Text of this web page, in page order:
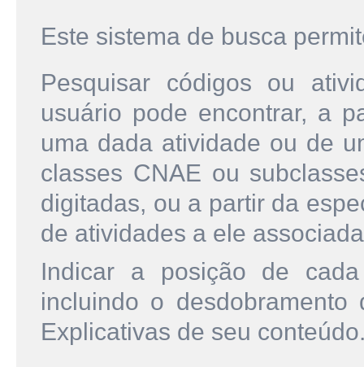
Este sistema de busca
Pesquisar códigos ou
usuário pode encontrar, a
uma dada atividade ou de
classes CNAE ou
digitadas, ou a partir da
de atividades a ele
Indicar a posição de
incluindo o
Explicativas de seu